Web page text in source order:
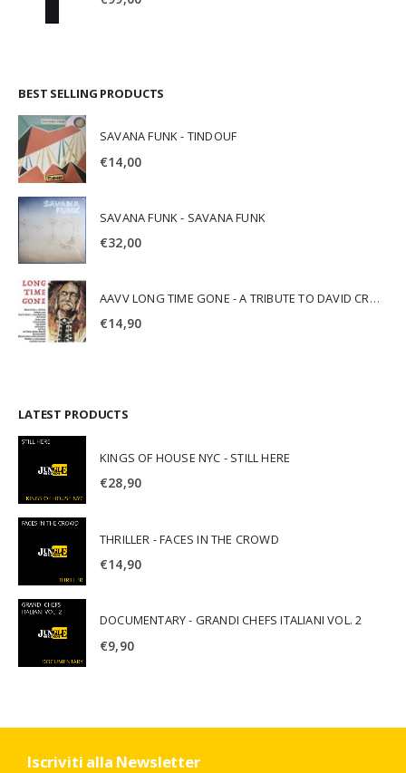
BEST SELLING PRODUCTS
SAVANA FUNK - TINDOUF
€14,00
SAVANA FUNK - SAVANA FUNK
€32,00
AAVV LONG TIME GONE - A TRIBUTE TO DAVID CROSBY
€14,90
LATEST PRODUCTS
KINGS OF HOUSE NYC - STILL HERE
€28,90
THRILLER - FACES IN THE CROWD
€14,90
DOCUMENTARY - GRANDI CHEFS ITALIANI VOL. 2
€9,90
Iscriviti alla Newsletter